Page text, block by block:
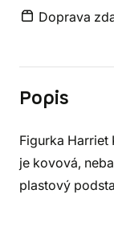
Doprava
Popis
Figurka Harriet
je kovová,
plastový